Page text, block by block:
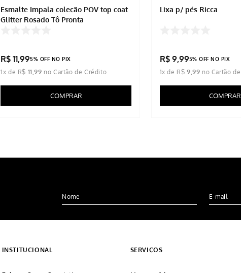
Esmalte Impala coleção POV top coat
Glitter Rosado Tô Pronta
R$ 11,995% OFF NO PIX
1x de R$ 11 ,99
COMPRAR
Lixa p/ pés Ricca
R$ 9,995% OFF NO PIX
1x de R$ 9 ,99
COMPRAR
INSTITUCIONAL SERVIÇOS